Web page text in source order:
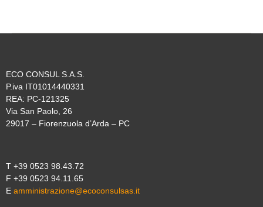
ECO CONSUL S.A.S.
P.iva IT01014440331
REA: PC-121325
Via San Paolo, 26
29017 – Fiorenzuola d’Arda – PC
T +39 0523 98.43.72
F +39 0523 94.11.65
E amministrazione@ecoconsulsas.it